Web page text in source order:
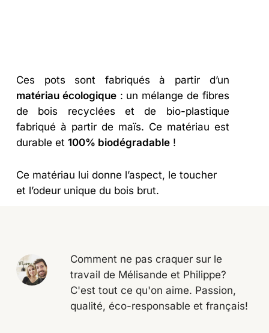
Ces pots sont fabriqués à partir d’un
matériau écologique: un mélange de fibres
de bois recyclées et de bio-plastique
fabriqué à partir de maïs. Ce matériau est
durable et 100% biodégradable!
Ce matériau lui donne l’aspect, le toucher
et l’odeur unique du bois brut.
Comment ne pas craquer sur le
travail de Mélisande et Philippe?
C'est tout ce qu'on aime. Passion,
qualité, éco-responsable et français!